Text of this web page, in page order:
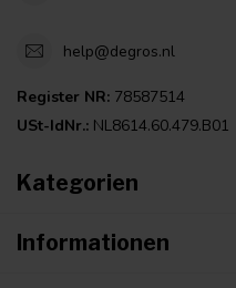
help@degros.nl
Register NR: 78587514
USt-IdNr.: NL8614.60.479.B01
Kategorien
Informationen